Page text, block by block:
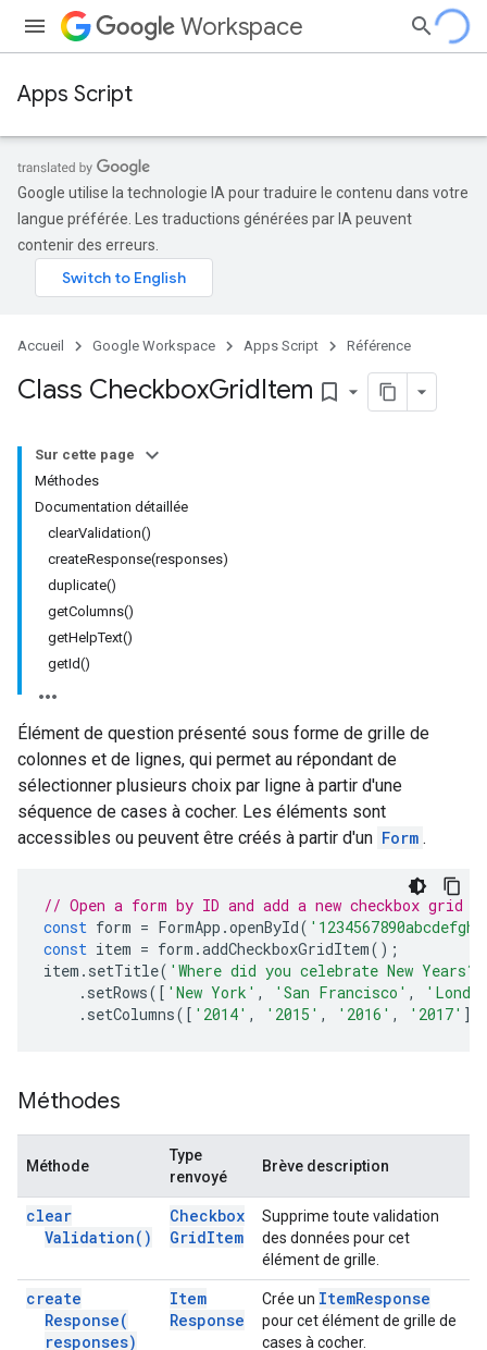
Workspace
Apps Script
Google utilise la technologie IA pour traduire le contenu dans votre
langue préférée. Les traductions générées par IA peuvent
contenir des erreurs.
Accueil Google Workspace Apps Script Référence
Class CheckboxGridItem bookmark_border
Sur cette page
Méthodes
Documentation détaillée
clearValidation()
createResponse(responses)
duplicate()
getColumns()
getHelpText()
getId()
Élément de question présenté sous forme de grille de
colonnes et de lignes, qui permet au répondant de
sélectionner plusieurs choix par ligne à partir d'une
séquence de cases à cocher. Les éléments sont
accessibles ou peuvent être créés à partir d'un Form .
// Open a form by ID and add a new checkbox grid
const form = FormApp .openById(
const item = form .addCheckboxGridItem();
item . setTitle( 'Where did you celebrate New Years?'
. setRows([ 'New York' , 'San Francisco' ,
. setColumns([ '2014' , '2015' , '2016' , '2017'
Méthodes
Méthode
Type
renvoyé
Brève description
clear
Validation( )
Checkbox
GridItem
Supprime toute validation
des données pour cet
élément de grille.
create
Response(
responses)
Item
Response
Crée un ItemResponse
pour cet élément de grille de
cases à cocher.